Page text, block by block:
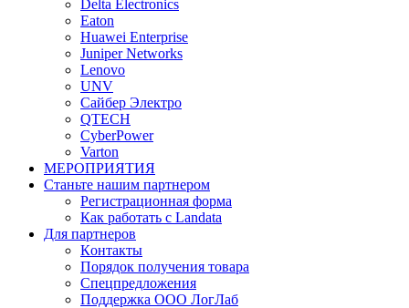
Delta Electronics
Eaton
Huawei Enterprise
Juniper Networks
Lenovo
UNV
Сайбер Электро
QTECH
CyberPower
Varton
МЕРОПРИЯТИЯ
Станьте нашим партнером
Регистрационная форма
Как работать с Landata
Для партнеров
Кoнтaкты
Порядок получения товара
Спецпредложения
Поддержка ООО ЛогЛаб